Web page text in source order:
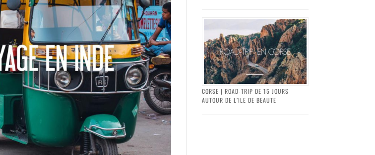
CORSE | ROAD-TRIP DE 15 JOURS
AUTOUR DE L’ILE DE BEAUTE